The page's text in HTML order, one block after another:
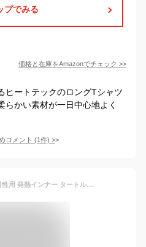
プでみる
価格と在庫をAmazonでチェック >>
ヒートテックのロングTシャツ
らかい素材が一日中心地よく
コメント (1件) >
[アルメデス] ヒート起毛 男性用 発熱インナー タートルネックトップス メンズ 秋冬 インナー アンダーシャツ 長袖 M-2XL インナーシャツ アンダーシャツ インナーシャツ コンプレッションウェア AR25 (JP, アルファベット, XL, ネイビー)